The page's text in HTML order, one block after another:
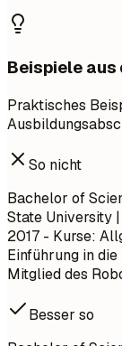
Beispiele aus
Praktisches
So nicht
Bachelor of
State University
2017 - Kurse:
Einführung in
Mitglied des
Besser so